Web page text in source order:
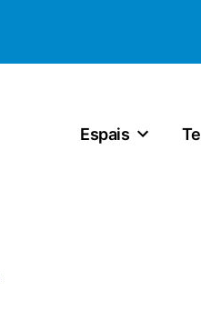
Espais